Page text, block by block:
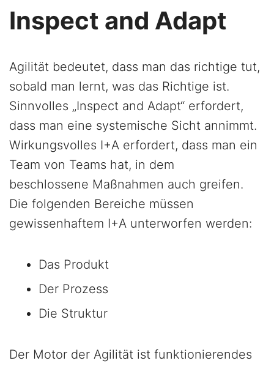
Inspect and Adapt
Agilität bedeutet, dass man das richtige tut,
sobald man lernt, was das Richtige ist.
Sinnvolles „Inspect and Adapt“ erfordert,
dass man eine systemische Sicht annimmt.
Wirkungsvolles I+A erfordert, dass man ein
Team von Teams hat, in dem
beschlossene Maßnahmen auch greifen.
Die folgenden Bereiche müssen
gewissenhaftem I+A unterworfen werden:
Das Produkt
Der Prozess
Die Struktur
Der Motor der Agilität ist funktionierendes